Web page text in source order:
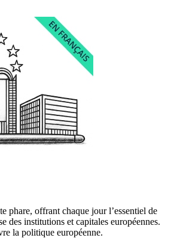
phare, offrant chaque jour l’essentiel de
des institutions et capitales européennes.
la politique européenne.